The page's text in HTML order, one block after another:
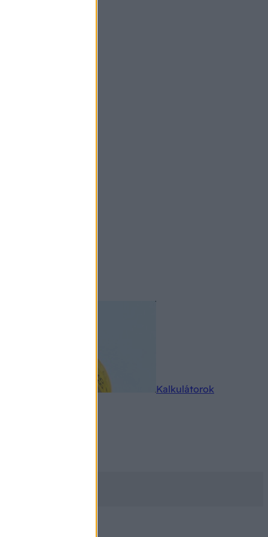
Kalkulátorok